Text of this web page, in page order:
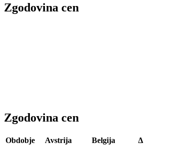
Zgodovina cen
Zgodovina cen
Obdobje Avstrija Belgija
Δ